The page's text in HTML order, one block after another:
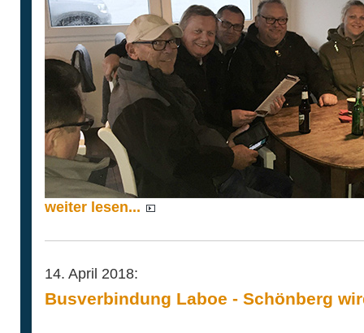
weiter lesen...
14. April 2018:
Busverbindung Laboe - Schönberg